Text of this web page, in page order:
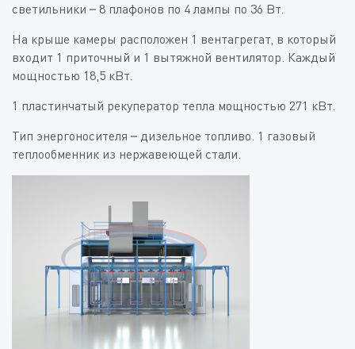
светильники – 8 плафонов по 4 лампы по 36 Вт.
На крыше камеры расположен 1 вентагрегат, в который
входит 1 приточный и 1 вытяжной вентилятор. Каждый
мощностью 18,5 кВт.
1 пластинчатый рекуператор тепла мощностью 271 кВт.
Тип энергоносителя – дизельное топливо. 1 газовый
теплообменник из нержавеющей стали.